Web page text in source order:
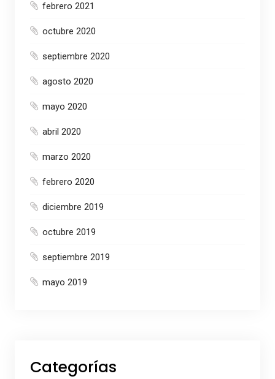
febrero 2021
octubre 2020
septiembre 2020
agosto 2020
mayo 2020
abril 2020
marzo 2020
febrero 2020
diciembre 2019
octubre 2019
septiembre 2019
mayo 2019
Categorías